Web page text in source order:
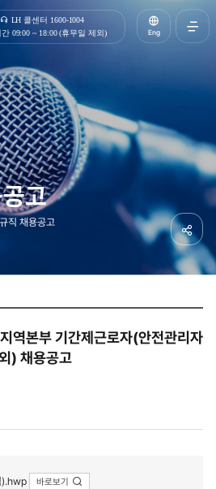
LH 콜센터 1600-1004
09:00 ~ 18:00 (휴무일 제외)
Eng
열기
고
직 채용공고
공유
역본부 기간제근로자(안전관리자
) 채용공고
).hwp
바로보기